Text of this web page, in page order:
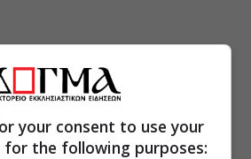
your consent to use your
for the following purposes: